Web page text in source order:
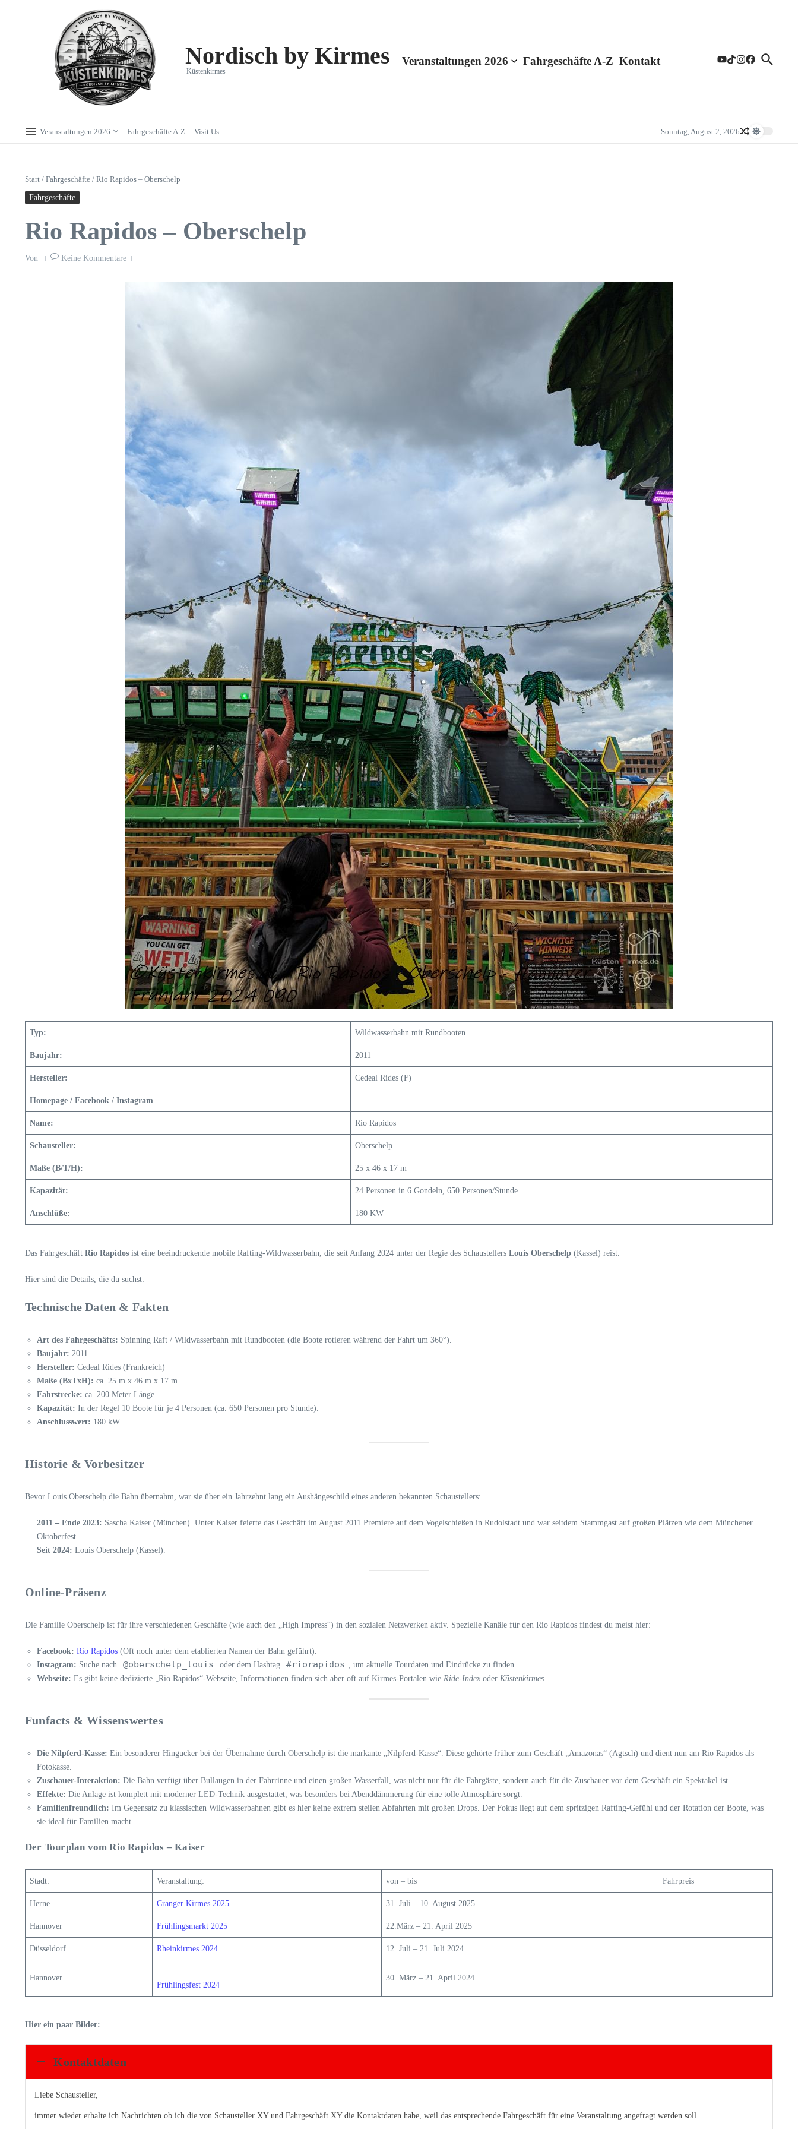
Nordisch by Kirmes
Küstenkirmes
Veranstaltungen 2026 Fahrgeschäfte A-Z Kontakt
Veranstaltungen 2026 Fahrgeschäfte A-Z Visit Us Sonntag, August 2, 2026
Start / Fahrgeschäfte / Rio Rapidos – Oberschelp
Fahrgeschäfte
Rio Rapidos – Oberschelp
Von Keine Kommentare
Typ: Wildwasserbahn mit Rundbooten
Baujahr: 2011
Hersteller: Cedeal Rides (F)
Homepage / Facebook / Instagram
Name: Rio Rapidos
Schausteller: Oberschelp
Maße (B/T/H): 25 x 46 x 17 m
Kapazität: 24 Personen in 6 Gondeln, 650 Personen/Stunde
Anschlüße: 180 KW
Das Fahrgeschäft Rio Rapidos ist eine beeindruckende mobile Rafting-Wildwasserbahn, die seit Anfang 2024 unter der Regie des Schaustellers Louis Oberschelp (Kassel) reist.
Hier sind die Details, die du suchst:
Technische Daten & Fakten
Art des Fahrgeschäfts: Spinning Raft / Wildwasserbahn mit Rundbooten (die Boote rotieren während der Fahrt um 360°).
Baujahr: 2011
Hersteller: Cedeal Rides (Frankreich)
Maße (BxTxH): ca. 25 m x 46 m x 17 m
Fahrstrecke: ca. 200 Meter Länge
Kapazität: In der Regel 10 Boote für je 4 Personen (ca. 650 Personen pro Stunde).
Anschlusswert: 180 kW
Historie & Vorbesitzer
Bevor Louis Oberschelp die Bahn übernahm, war sie über ein Jahrzehnt lang ein Aushängeschild eines anderen bekannten Schaustellers:
2011 – Ende 2023: Sascha Kaiser (München). Unter Kaiser feierte das Geschäft im August 2011 Premiere auf dem Vogelschießen in Rudolstadt und war seitdem Stammgast auf großen Plätzen wie dem Münchener
Oktoberfest.
Seit 2024: Louis Oberschelp (Kassel).
Online-Präsenz
Die Familie Oberschelp ist für ihre verschiedenen Geschäfte (wie auch den „High Impress“) in den sozialen Netzwerken aktiv. Spezielle Kanäle für den Rio Rapidos findest du meist hier:
Facebook: Rio Rapidos (Oft noch unter dem etablierten Namen der Bahn geführt).
Instagram: Suche nach @oberschelp_louis oder dem Hashtag #riorapidos , um aktuelle Tourdaten und Eindrücke zu finden.
Webseite: Es gibt keine dedizierte „Rio Rapidos“-Webseite, Informationen finden sich aber oft auf Kirmes-Portalen wie Ride-Index oder Küstenkirmes.
Funfacts & Wissenswertes
Die Nilpferd-Kasse: Ein besonderer Hingucker bei der Übernahme durch Oberschelp ist die markante „Nilpferd-Kasse“. Diese gehörte früher zum Geschäft „Amazonas“ (Agtsch) und dient nun am Rio Rapidos als
Fotokasse.
Zuschauer-Interaktion: Die Bahn verfügt über Bullaugen in der Fahrrinne und einen großen Wasserfall, was nicht nur für die Fahrgäste, sondern auch für die Zuschauer vor dem Geschäft ein Spektakel ist.
Effekte: Die Anlage ist komplett mit moderner LED-Technik ausgestattet, was besonders bei Abenddämmerung für eine tolle Atmosphäre sorgt.
Familienfreundlich: Im Gegensatz zu klassischen Wildwasserbahnen gibt es hier keine extrem steilen Abfahrten mit großen Drops. Der Fokus liegt auf dem spritzigen Rafting-Gefühl und der Rotation der Boote, was
sie ideal für Familien macht.
Der Tourplan vom Rio Rapidos – Kaiser
Stadt: Veranstaltung: von – bis Fahrpreis
Herne Cranger Kirmes 2025 31. Juli – 10. August 2025
Hannover Frühlingsmarkt 2025 22.März – 21. April 2025
Düsseldorf Rheinkirmes 2024 12. Juli – 21. Juli 2024
Hannover
Frühlingsfest 2024
30. März – 21. April 2024
Hier ein paar Bilder:
Kontaktdaten
Liebe Schausteller,
immer wieder erhalte ich Nachrichten ob ich die von Schausteller XY und Fahrgeschäft XY die Kontaktdaten habe, weil das entsprechende Fahrgeschäft für eine Veranstaltung angefragt werden soll.